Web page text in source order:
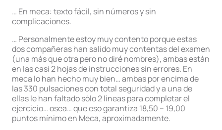
… En meca: texto fácil, sin números y sin
complicaciones.
… Personalmente estoy muy contento porque estas
dos compañeras han salido muy contentas del examen
(una más que otra pero no diré nombres), ambas están
en las casi 2 hojas de instrucciones sin errores. En
meca lo han hecho muy bien… ambas por encima de
las 330 pulsaciones con total seguridad y a una de
ellas le han faltado sólo 2 líneas para completar el
ejercicio… osea… que eso garantiza 18,50 – 19,00
puntos mínimo en Meca, aproximadamente.